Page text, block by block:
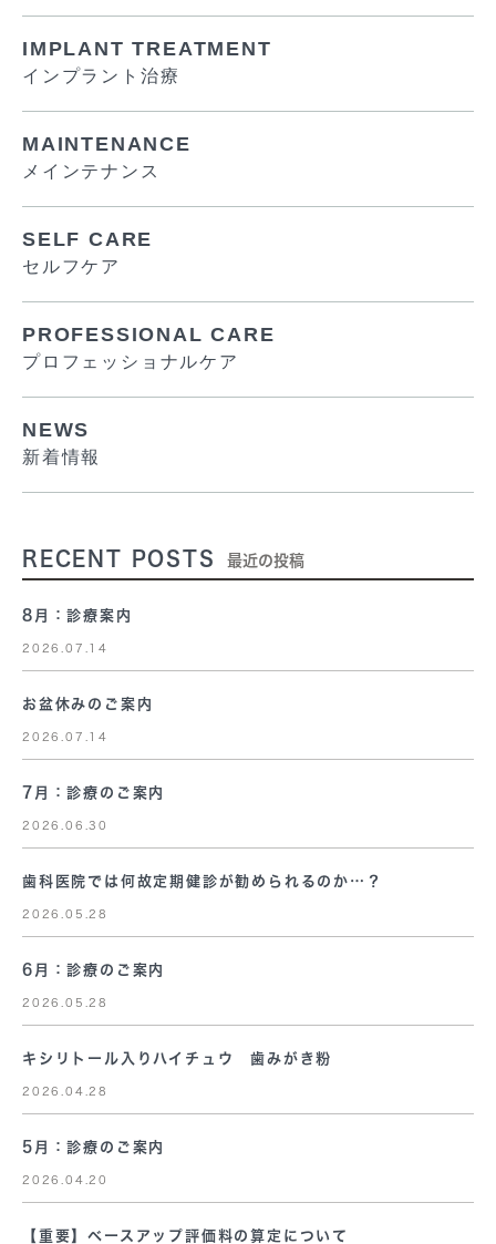
IMPLANT TREATMENT
インプラント治療
MAINTENANCE
メインテナンス
SELF CARE
セルフケア
PROFESSIONAL CARE
プロフェッショナルケア
NEWS
新着情報
RECENT POSTS 最近の投稿
8月：診療案内
2026.07.14
お盆休みのご案内
2026.07.14
7月：診療のご案内
2026.06.30
歯科医院では何故定期健診が勧められるのか…？
2026.05.28
6月：診療のご案内
2026.05.28
キシリトール入りハイチュウ 歯みがき粉
2026.04.28
5月：診療のご案内
2026.04.20
【重要】ベースアップ評価料の算定について